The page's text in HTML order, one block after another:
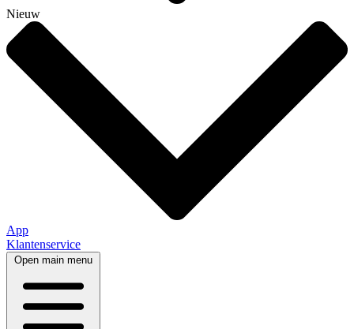
Nieuw
App
Klantenservice
Open main menu